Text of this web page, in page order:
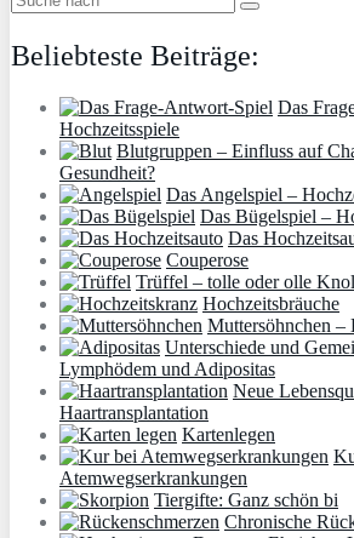
Beliebteste Beiträge:
Das
Hochzeitsspiele
Blutgruppen – Einfluss auf
Gesundheit?
Das Angelspiel –
Das Bügelspiel –
Das
Couperose
Trüffel – tolle oder olle
Hochzeitsbräuche
Muttersöhnchen –
Unterschiede und
Lymphödem und Adipositas
Neue
Haartransplantation
Kartenlegen
Atemwegserkrankungen
Tiergifte: Ganz schön bi
Chronische